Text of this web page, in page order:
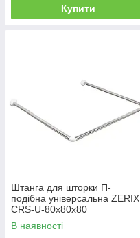
Купити
Штанга для шторки П-
подібна універсальна ZERIX
CRS-U-80x80x80
80x80x80cm, 80x160cm, 240
cm (неіржавка сталь)
В наявності